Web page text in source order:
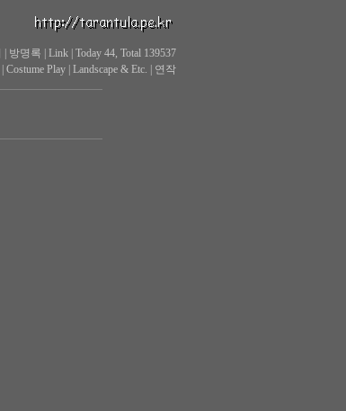
방명록 Link Today 44, Total 139537
Costume Play Landscape & Etc. 연작